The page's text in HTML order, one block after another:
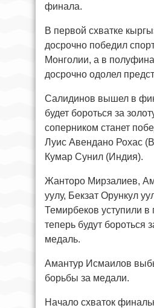
финала.
В первой схватке
досрочно победил
Монголии, а в
досрочно одолел
Салидинов вышел в
будет бороться за
соперником станет
Луис Авендано Рохас
Кумар Сунил (Индия).
Жанторо Мирзалиев,
уулу, Бекзат Орункул
Темирбеков уступили
теперь будут бороться
медаль.
Амантур Исмаилов
борьбы за медали.
Начало схваток